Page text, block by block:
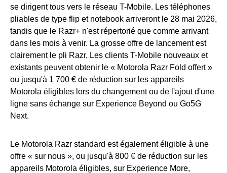
se dirigent tous vers le réseau T-Mobile. Les téléphones
pliables de type flip et notebook arriveront le 28 mai 2026,
tandis que le Razr+ n'est répertorié que comme arrivant
dans les mois à venir. La grosse offre de lancement est
clairement le pli Razr. Les clients T-Mobile nouveaux et
existants peuvent obtenir le « Motorola Razr Fold offert »
ou jusqu'à 1 700 € de réduction sur les appareils
Motorola éligibles lors du changement ou de l'ajout d'une
ligne sans échange sur Experience Beyond ou Go5G
Next.
Le Motorola Razr standard est également éligible à une
offre « sur nous », ou jusqu'à 800 € de réduction sur les
appareils Motorola éligibles, sur Experience More,